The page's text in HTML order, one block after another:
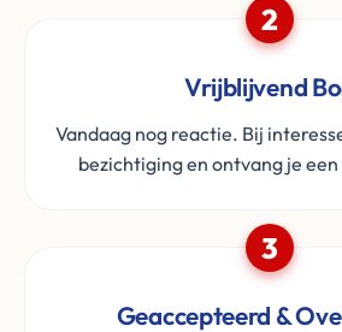
2
Vrijblijvend
Vandaag nog reactie. Bij
bezichtiging en ontvang je
3
Geaccepteerd &